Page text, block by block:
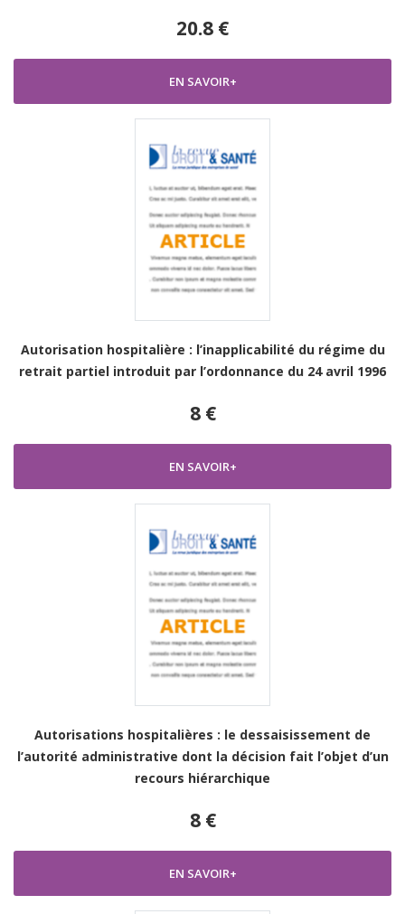
20.8 €
EN SAVOIR+
Autorisation hospitalière : l’inapplicabilité du régime du
retrait partiel introduit par l’ordonnance du 24 avril 1996
8 €
EN SAVOIR+
Autorisations hospitalières : le dessaisissement de
l’autorité administrative dont la décision fait l’objet d’un
recours hiérarchique
8 €
EN SAVOIR+